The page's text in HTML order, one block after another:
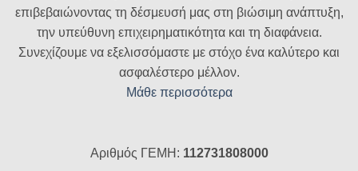
επιβεβαιώνοντας τη δέσμευσή μας στη βιώσιμη ανάπτυξη,
την υπεύθυνη επιχειρηματικότητα και τη διαφάνεια.
Συνεχίζουμε να εξελισσόμαστε με στόχο ένα καλύτερο και
ασφαλέστερο μέλλον.
Μάθε περισσότερα
Αριθμός ΓΕΜΗ: 112731808000